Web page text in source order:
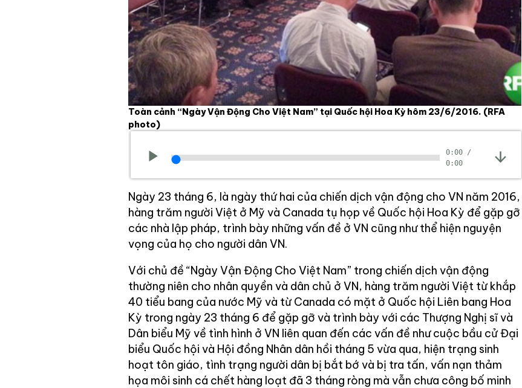
Toàn cảnh “Ngày Vận Động Cho Việt Nam” tại Quốc hội Hoa Kỳ hôm 23/6/2016. (RFA
photo)
0:00 /
0:00
Ngày 23 tháng 6, là ngày thứ hai của chiến dịch vận động cho VN năm 2016,
hàng trăm người Việt ở Mỹ và Canada tụ họp về Quốc hội Hoa Kỳ để gặp gỡ
các nhà lập pháp, trình bày những vấn đề ở VN cũng như thể hiện nguyện
vọng của họ cho người dân VN.
Với chủ đề “Ngày Vận Động Cho Việt Nam” trong chiến dịch vận động
thường niên cho nhân quyền và dân chủ ở VN, hàng trăm người Việt từ khắp
40 tiểu bang của nước Mỹ và từ Canada có mặt ở Quốc hội Liên bang Hoa
Kỳ trong ngày 23 tháng 6 để gặp gỡ và trình bày với các Thượng Nghị sĩ và
Dân biểu Mỹ về tình hình ở VN liên quan đến các vấn đề như cuộc bầu cử Đại
biểu Quốc hội và Hội đồng Nhân dân hồi tháng 5 vừa qua, hiện trạng sinh
hoạt tôn giáo, tình trạng người dân bị bắt bớ và bị tra tấn, vấn nạn thảm
họa môi sinh cá chết hàng loạt đã 3 tháng ròng mà vẫn chưa công bố minh